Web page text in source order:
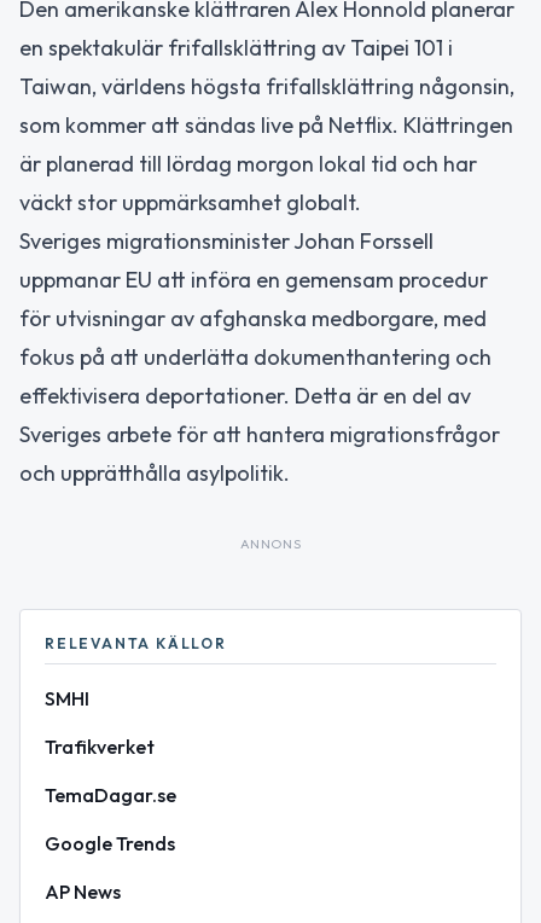
Den amerikanske klättraren Alex Honnold planerar
en spektakulär frifallsklättring av Taipei 101 i
Taiwan, världens högsta frifallsklättring någonsin,
som kommer att sändas live på Netflix. Klättringen
är planerad till lördag morgon lokal tid och har
väckt stor uppmärksamhet globalt.
Sveriges migrationsminister Johan Forssell
uppmanar EU att införa en gemensam procedur
för utvisningar av afghanska medborgare, med
fokus på att underlätta dokumenthantering och
effektivisera deportationer. Detta är en del av
Sveriges arbete för att hantera migrationsfrågor
och upprätthålla asylpolitik.
ANNONS
RELEVANTA KÄLLOR
SMHI
Trafikverket
TemaDagar.se
Google Trends
AP News